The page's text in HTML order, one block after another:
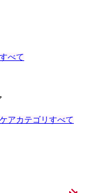
べて
アカテゴリすべて